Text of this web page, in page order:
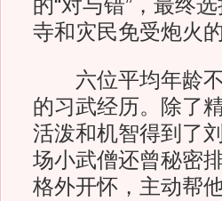
的“对与错”，最终
寺和灾民免受炮火的
六位平均年龄不
的习武经历。除了
活泼和机智得到了
场小武僧还曾秘密
格外开怀，主动帮